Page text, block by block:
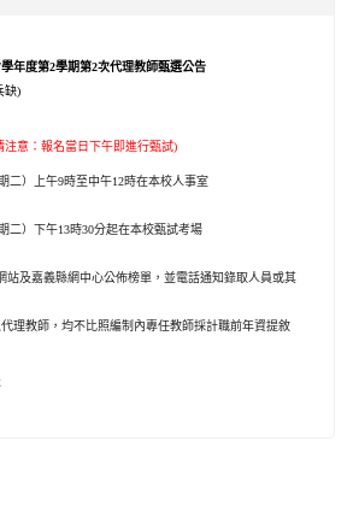
學年度第2學期第2次代理教師甄選公告
缺)
注意：報名當日下午即進行甄試)
二）上午9時至中午12時在本校人事室
二）下午13時30分起在本校甄試考場
站及嘉義縣網中心公佈榜單，並電話通知錄取人員或其
理教師，均不比照編制內專任教師採計職前年資提敘